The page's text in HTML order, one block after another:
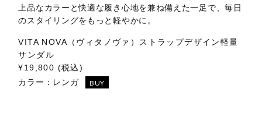
上品なカラーと快適な履き心地を兼ね備えた一足で、毎日
のスタイリングをもっと軽やかに。
VITA NOVA（ヴィタノヴァ）ストラップデザイン軽量
サンダル
¥19,800 (税込)
カラー： レンガ BUY